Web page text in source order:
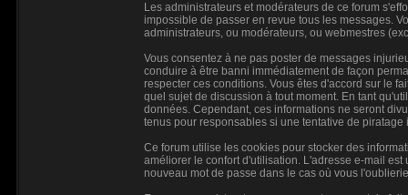
Les administrateurs et modérateurs de ce forum
impossible de passer en revue tous les messages.
administrateurs, ou modérateurs, ou webmestres
Vous consentez à ne pas poster de messages
conduire à être banni immédiatement de façon
respecter ces conditions. Vous êtes d'accord sur le
quel sujet de discussion à tout moment. En tant
données. Cependant, ces informations ne seront
tenus pour responsables si une tentative de
Ce forum utilise les cookies pour stocker des
améliorer le confort d'utilisation. L'adresse e-mail
nouveau mot de passe dans le cas où vous